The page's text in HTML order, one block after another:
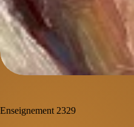
Enseignement 2329